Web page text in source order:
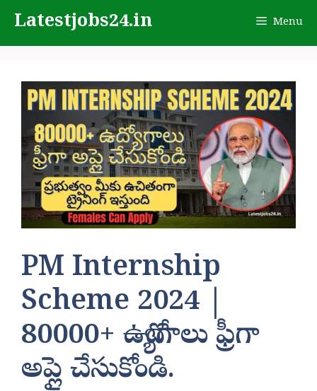
content
Latestjobs24.in Menu
PM Internship
Scheme 2024 |
80000+ ఉద్యోగాలు ఫ్రీగా
అప్లై చేసుకోండి.